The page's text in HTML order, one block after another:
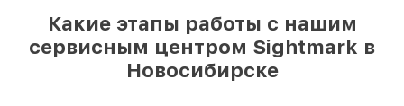
Какие этапы работы с нашим
сервисным центром Sightmark в
Новосибирске